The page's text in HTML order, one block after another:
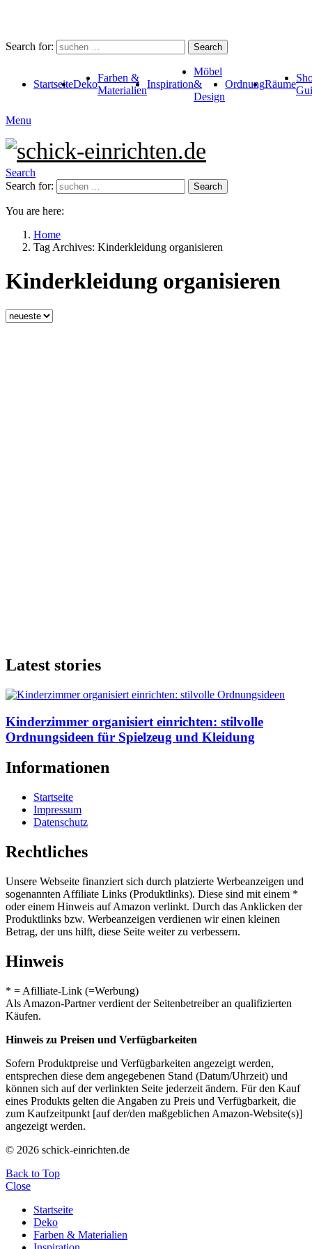
Search for: Search
StartseiteDeko
Farben &
Materialien
Inspiration
Möbel
&
Design
OrdnungRäume
Menu
Search
Search for:
Search
You are here:
Home
Tag Archives: Kinderkleidung organisieren
Kinderkleidung organisieren
Latest stories
Kinderzimmer organisiert einrichten: stilvolle
Ordnungsideen für Spielzeug und Kleidung
Informationen
Startseite
Impressum
Datenschutz
Rechtliches
Unsere Webseite finanziert sich durch platzierte Werbeanzeigen und
sogenannten Affiliate Links (Produktlinks). Diese sind mit einem *
oder einem Hinweis auf Amazon verlinkt. Durch das Anklicken der
Produktlinks bzw. Werbeanzeigen verdienen wir einen kleinen
Betrag, der uns hilft, diese Seite weiter zu verbessern.
Hinweis
* = Afilliate-Link (=Werbung)
Als Amazon-Partner verdient der Seitenbetreiber an qualifizierten
Käufen.
Hinweis zu Preisen und Verfügbarkeiten
Sofern Produktpreise und Verfügbarkeiten angezeigt werden,
entsprechen diese dem angegebenen Stand (Datum/Uhrzeit) und
können sich auf der verlinkten Seite jederzeit ändern. Für den Kauf
eines Produkts gelten die Angaben zu Preis und Verfügbarkeit, die
zum Kaufzeitpunkt [auf der/den maßgeblichen Amazon-Website(s)]
angezeigt werden.
© 2026 schick-einrichten.de
Back to Top
Close
Startseite
Deko
Farben & Materialien